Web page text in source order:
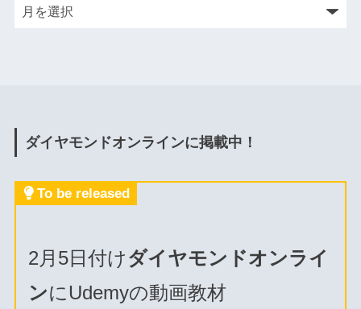
ダイヤモンドオンラインに掲載中！
To be released
2月5日付けダイヤモンドオンライ
ンにUdemyの動画教材